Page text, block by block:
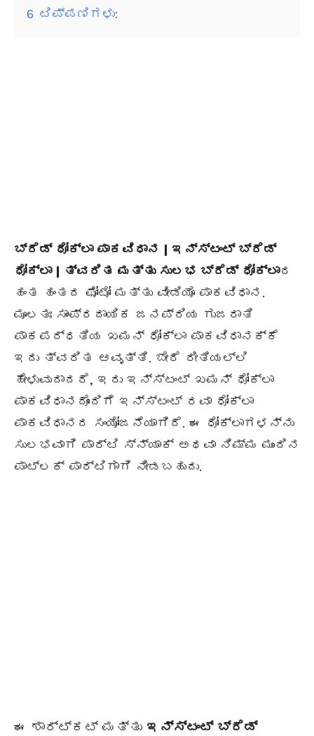
6 ಟಿಪ್ಪಣಿಗಳು:
ಬ್ರೆಡ್ ಧೋಕ್ಲಾ ಪಾಕವಿಧಾನ | ಇನ್ಸ್ಟಂಟ್ ಬ್ರೆಡ್
ಧೋಕ್ಲಾ | ತ್ವರಿತ ಮತ್ತು ಸುಲಭ ಬ್ರೆಡ್ ಧೋಕ್ಲಾದ
ಹಂತ ಹಂತದ ಫೋಟೋ ಮತ್ತು ವೀಡಿಯೊ ಪಾಕವಿಧಾನ.
ಮೂಲತಃ ಸಾಂಪ್ರದಾಯಿಕ ಜನಪ್ರಿಯ ಗುಜರಾತಿ
ಪಾಕಪದ್ಧತಿಯ ಖಮನ್ ಧೋಕ್ಲಾ ಪಾಕವಿಧಾನಕ್ಕೆ
ಇದು ತ್ವರಿತ ಆವೃತ್ತಿ. ಬೇರೆ ರೀತಿಯಲ್ಲಿ
ಹೇಳುವುದಾದರೆ, ಇದು ಇನ್ಸ್ಟಂಟ್ ಖಮನ್ ಧೋಕ್ಲಾ
ಪಾಕವಿಧಾನದೊಂದಿಗೆ ಇನ್ಸ್ಟಂಟ್ ರವಾ ಧೋಕ್ಲಾ
ಪಾಕವಿಧಾನದ ಸಂಯೋಜನೆಯಾಗಿದೆ. ಈ ಧೋಕ್ಲಾಗಳನ್ನು
ಸುಲಭವಾಗಿ ಪಾರ್ಟಿ ಸ್ನ್ಯಾಕ್ ಅಥವಾ ನಿಮ್ಮ ಮುಂದಿನ
ಪಾಟ್‌ಲಕ್ ಪಾರ್ಟಿಗಾಗಿ ನೀಡಬಹುದು.
ಈ ಶಾರ್ಟ್‌ಕಟ್ ಮತ್ತು ಇನ್ಸ್ಟಂಟ್ ಬ್ರೆಡ್